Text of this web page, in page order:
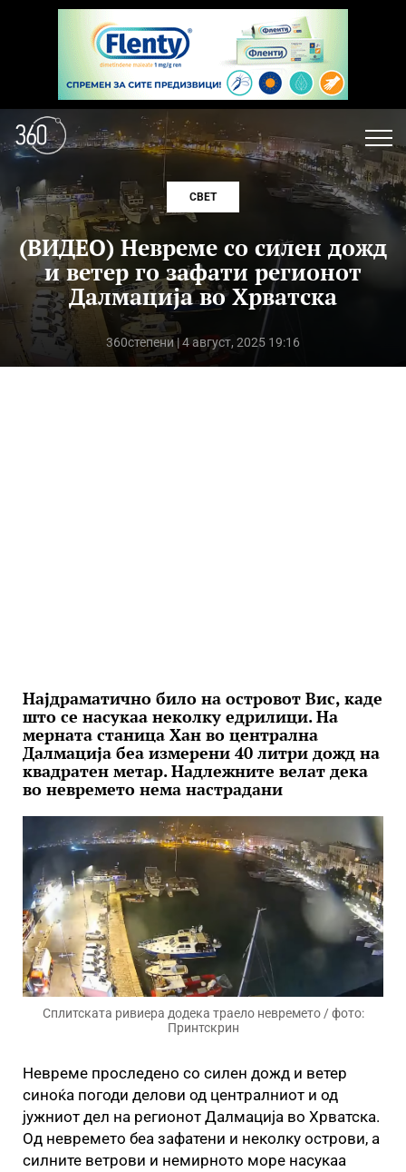
СВЕТ
(ВИДЕО) Невреме со силен дожд
и ветер го зафати регионот
Далмација во Хрватска
360степени| 4 август, 2025 19:16
Најдраматично било на островот Вис, каде
што се насукаа неколку едрилици. На
мерната станица Хан во централна
Далмација беа измерени 40 литри дожд на
квадратен метар. Надлежните велат дека
во невремето нема настрадани
Сплитската ривиера додека траело невремето / фото:
Принтскрин
Невреме проследено со силен дожд и ветер
синоќа погоди делови од централниот и од
јужниот дел на регионот Далмација во Хрватска.
Од невремето беа зафатени и неколку острови, а
силните ветрови и немирното море насукаа